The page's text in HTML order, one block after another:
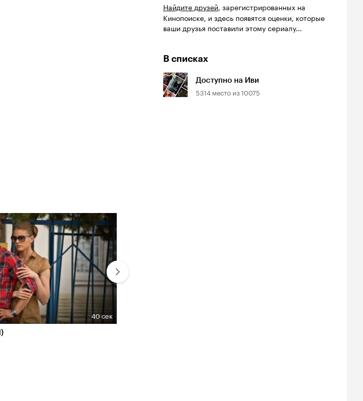
40 сек
Найдите друзей, зарегистрированных на
Кинопоиске, и здесь появятся оценки, которые
ваши друзья поставили этому сериалу...
В списках
Доступно на Иви
5314 место из10075